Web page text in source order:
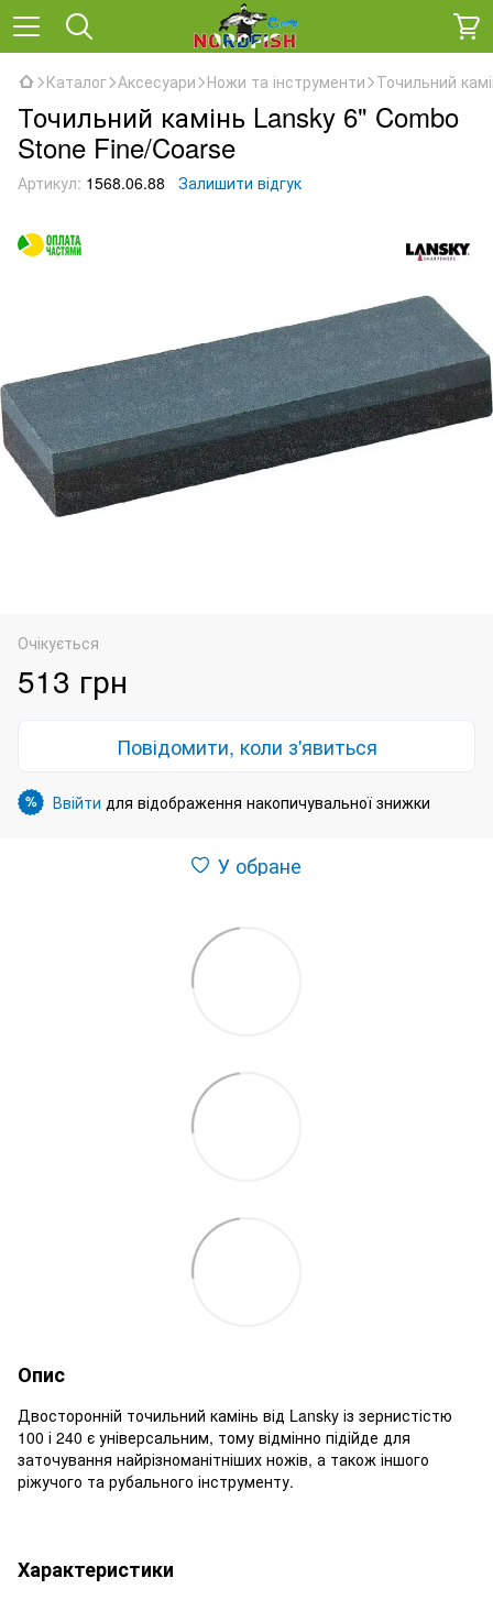
Каталог Аксесуари Ножи та інструменти Точильний
Точильний камінь Lansky 6" Combo
Stone Fine/Coarse
Артикул: 1568.06.88 Залишити відгук
Очікується
513 грн
Повідомити, коли з'явиться
% Ввійти для відображення накопичувальної знижки
У обране
Опис
Двосторонній точильний камінь від Lansky із зернистістю
100 і 240 є універсальним, тому відмінно підійде для
заточування найрізноманітніших ножів, а також іншого
ріжучого та рубального інструменту.
Характеристики